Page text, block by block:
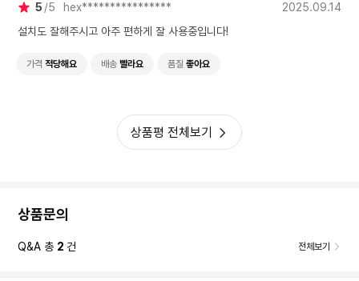
5 5 hex****************
2025.09.14
설치도 잘해주시고 아주 편하게 잘 사용중입니다!
가격 적당해요 배송 빨라요 품질 좋아요
상품평 전체보기
상품문의
Q&A 총 2 건 전체보기